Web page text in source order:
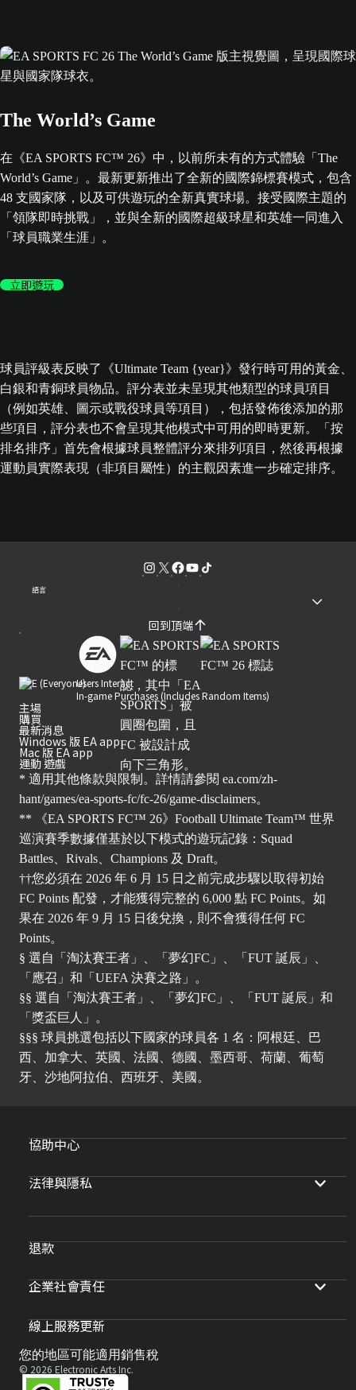
The World’s Game
在《EA SPORTS FC™ 26》中，以前所未有的方式體驗「The
World’s Game」。最新更新推出了全新的國際錦標賽模式，包含
48 支國家隊，以及可供遊玩的全新真實球場。接受國際主題的
「領隊即時挑戰」，並與全新的國際超級球星和英雄一同進入
「球員職業生涯」。
立即遊玩
球員評級表反映了《Ultimate Team {year}》發行時可用的黃金、
白銀和青銅球員物品。評分表並未呈現其他類型的球員項目
（例如英雄、圖示或戰役球員等項目），包括發佈後添加的那
些項目，評分表也不會呈現其他模式中可用的即時更新。「按
排名排序」首先會根據球員整體評分來排列項目，然後再根據
運動員實際表現（非項目屬性）的主觀因素進一步確定排序。
語言
回到頂端
Users Interact
In-game Purchases (Includes Random Items)
主場
購買
最新消息
Windows 版 EA app
Mac 版 EA app
運動 遊戲
* 適用其他條款與限制。詳情請參閱 ea.com/zh-
hant/games/ea-sports-fc/fc-26/game-disclaimers。
** 《EA SPORTS FC™ 26》Football Ultimate Team™ 世界
巡演賽季數據僅基於以下模式的遊玩記錄：Squad
Battles、Rivals、Champions 及 Draft。
††您必須在 2026 年 6 月 15 日之前完成步驟以取得初始
FC Points 配發，才能獲得完整的 6,000 點 FC Points。如
果在 2026 年 9 月 15 日後兌換，則不會獲得任何 FC
Points。
§ 選自「淘汰賽王者」、「夢幻FC」、「FUT 誕辰」、
「應召」和「UEFA 決賽之路」。
§§ 選自「淘汰賽王者」、「夢幻FC」、「FUT 誕辰」和
「獎盃巨人」。
§§§ 球員挑選包括以下國家的球員各 1 名：阿根廷、巴
西、加拿大、英國、法國、德國、墨西哥、荷蘭、葡萄
牙、沙地阿拉伯、西班牙、美國。
協助中心
法律與隱私
退款
企業社會責任
線上服務更新
您的地區可能適用銷售稅
© 2026 Electronic Arts Inc.